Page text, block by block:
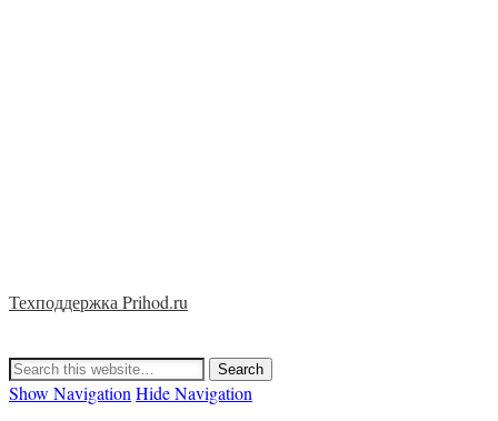
Техподдержка Prihod.ru
Show Navigation Hide Navigation